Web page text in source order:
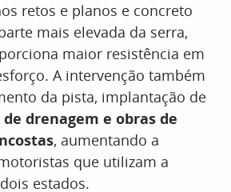
retos e planos e concreto
mais elevada da serra,
maior resistência em
A intervenção também
da pista, implantação de
drenagem e obras de
, aumentando a
que utilizam a
estados.